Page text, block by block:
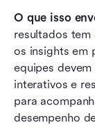
O que isso
resultados
os insights em
equipes
interativos e
para
desempenho